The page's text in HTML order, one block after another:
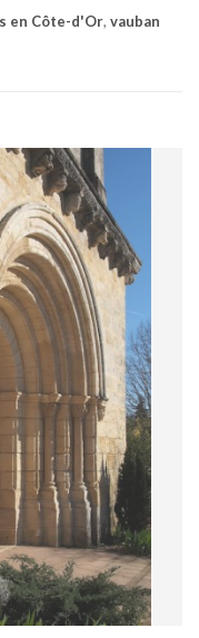
en Côte-d'Or, vauban